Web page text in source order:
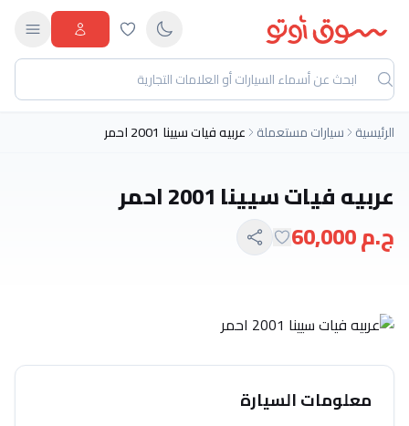
الرئيسية سيارات مستعملة عربيه فيات سيينا 2001 احمر
عربيه فيات سيينا 2001 احمر
ج.م 60,000
معلومات السيارة